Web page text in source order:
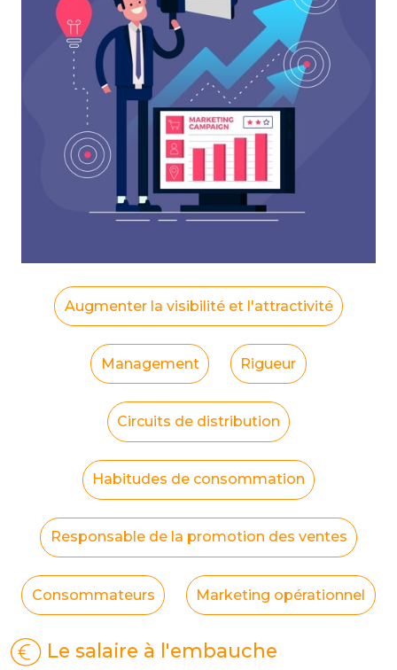
Augmenter la visibilité et l'attractivité
Management Rigueur
Circuits de distribution
Habitudes de consommation
Responsable de la promotion des ventes
Consommateurs Marketing opérationnel
Le salaire à l'embauche